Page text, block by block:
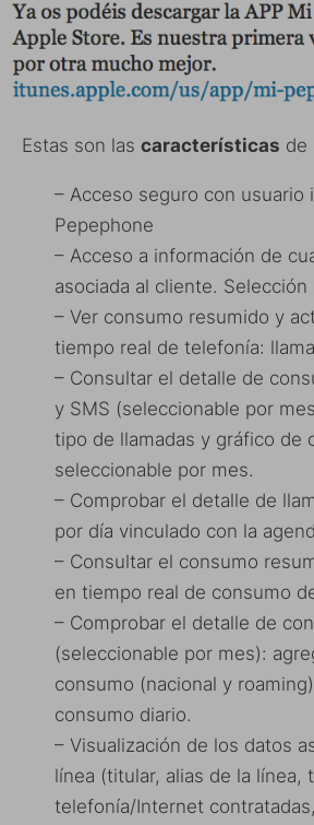
Estas son las características de
– Acceso seguro con usuario
Pepephone
– Acceso a información de
asociada al cliente. Selección
– Ver consumo resumido y
tiempo real de telefonía:
– Consultar el detalle de
y SMS (seleccionable por
tipo de llamadas y gráfico de
seleccionable por mes.
– Comprobar el detalle de
por día vinculado con la
– Consultar el consumo
en tiempo real de consumo
– Comprobar el detalle de
(seleccionable por mes):
consumo (nacional y
consumo diario.
– Visualización de los datos
línea (titular, alias de la línea,
telefonía/Internet